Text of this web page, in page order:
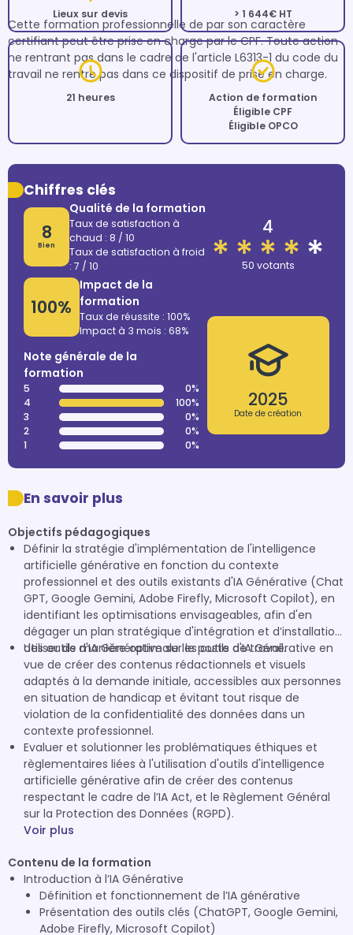
Cette formation professionnelle de par son caractère
certifiant peut être prise en charge par le CPF. Toute action
ne rentrant pas dans le cadre de l'article L6313-1 du code du
travail ne rentre pas dans ce dispositif de prise en charge.
Lieux sur devis > 1 644€ HT
21 heures
Action de formation
Éligible CPF
Éligible OPCO
Chiffres clés
8
Bien
Qualité de la formation
Taux de satisfaction à
chaud : 8 / 10
Taux de satisfaction à froid
: 7 / 10
100%
Impact de la
formation
Taux de réussite : 100%
Impact à 3 mois : 68%
Note générale de la
formation
5
0%
4
100%
3
0%
2
0%
1
0%
4
50 votants
2025
Date de création
En savoir plus
Objectifs pédagogiques
Définir la stratégie d'implémentation de l'intelligence
artificielle générative en fonction du contexte
professionnel et des outils existants d'IA Générative (Chat
GPT, Google Gemini, Adobe Firefly, Microsoft Copilot), en
identifiant les optimisations envisageables, afin d'en
dégager un plan stratégique d'intégration et d’installation
des outils d'IA Générative sur le poste de travail.
Utiliser de manière optimale les outils d'IA Générative en
vue de créer des contenus rédactionnels et visuels
adaptés à la demande initiale, accessibles aux personnes
en situation de handicap et évitant tout risque de
violation de la confidentialité des données dans un
contexte professionnel.
Evaluer et solutionner les problématiques éthiques et
règlementaires liées à l'utilisation d'outils d'intelligence
artificielle générative afin de créer des contenus
respectant le cadre de l’IA Act, et le Règlement Général
sur la Protection des Données (RGPD).
Voir plus
Contenu de la formation
Introduction à l’IA Générative
Définition et fonctionnement de l’IA générative
Présentation des outils clés (ChatGPT, Google Gemini,
Adobe Firefly, Microsoft Copilot)